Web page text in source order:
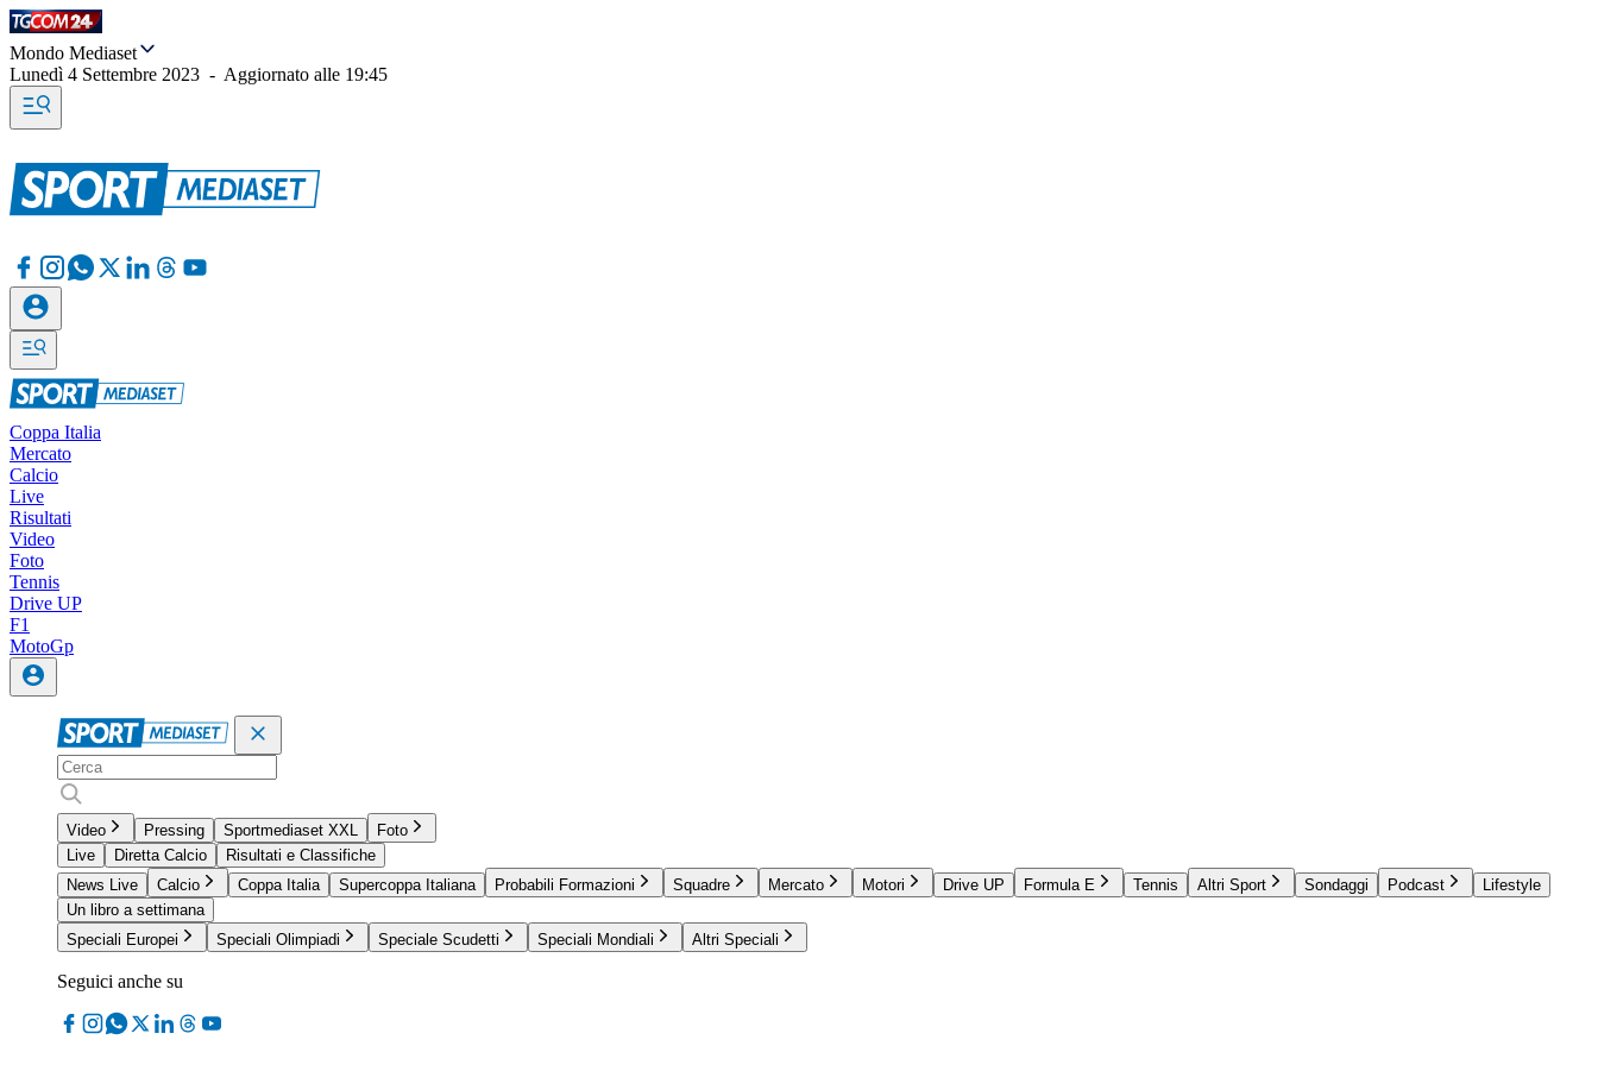
Mondo Mediaset
Lunedì 4 Settembre 2023 - Aggiornato alle 19:45
Coppa Italia
Mercato
Calcio
Live
Risultati
Video
Foto
Tennis
Drive UP
F1
MotoGp
Video Pressing Sportmediaset XXL
Foto
Live
Diretta Calcio
Risultati e Classifiche
News Live
Calcio Coppa Italia Supercoppa Italiana Probabili Formazioni Squadre Mercato Motori Drive UP Formula E Tennis Altri Sport Sondaggi Podcast
Lifestyle
Un libro a settimana
Speciali Europei
Speciali Olimpiadi Speciale Scudetti Speciali Mondiali Altri Speciali
Seguici anche su